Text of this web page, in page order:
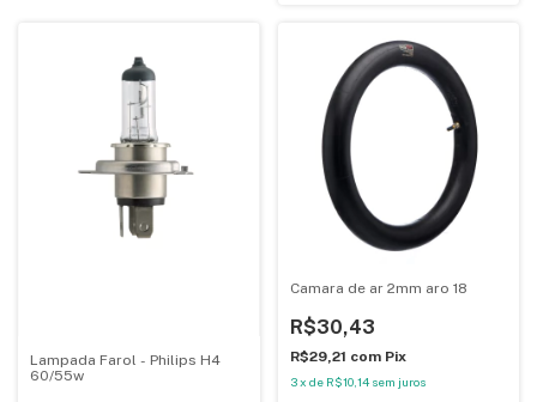
Lampada Farol - Philips H4
60/55w
Camara de ar 2mm aro 18
R$30,43
R$29,21 com Pix
3 x de R$10,14 sem juros